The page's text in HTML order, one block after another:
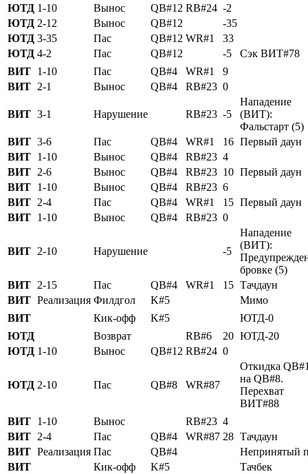
ЮТД 1-10 Вынос QB#12 RB#24 -2
ЮТД 2-12 Вынос QB#12
-35
ЮТД 3-35 Пас QB#12 WR#1
33
ЮТД 4-2 Пас QB#12 -5
Сэк ВИТ#78
ВИТ 1-10 Пас QB#4 WR#1
9
ВИТ 2-1 Вынос QB#4 RB#23 0
ВИТ 3-1 Нарушение RB#23 -5
Нападение
(ВИТ):
Фальстарт (5)
ВИТ 3-6 Пас QB#4 WR#1 16 Первый даун
ВИТ 1-10 Вынос QB#4 RB#23 4
ВИТ 2-6 Вынос QB#4 RB#23 10 Первый даун
ВИТ 1-10 Вынос QB#4 RB#23 6
ВИТ 2-4 Пас QB#4 WR#1 15 Первый даун
ВИТ 1-10 Вынос QB#4 RB#23 0
ВИТ 2-10 Нарушение -5
Нападение
(ВИТ):
бровке (5)
ВИТ 2-15 Пас QB#4 WR#1 15 Тачдаун
ВИТ Реализация Филдгол K#5
Мимо
ВИТ
Кик-офф K#5
ЮТД-0
ЮТД
Возврат RB#6 20 ЮТД-20
ЮТД 1-10 Вынос QB#12 RB#24 0
ЮТД 2-10 Пас QB#8 WR#87
Откидка
на QB#8.
Перехват
ВИТ#88
ВИТ 1-10 Вынос RB#23 4
ВИТ 2-4 Пас QB#4 WR#87 28 Тачдаун
ВИТ Реализация Пас QB#4
Непринятый
ВИТ
Кик-офф K#5
Тачбек